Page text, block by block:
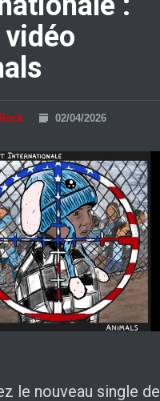
Rock 02/04/2026
le nouveau single de